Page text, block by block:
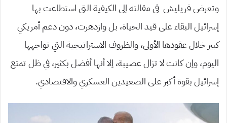
وتعرض فريليش في مقالته إلى الكيفية التي استطاعت بها
إسرائيل البقاء على قيد الحياة، بل وازدهرت، دون دعم أمريكي
كبير خلال عقودها الأولى، والظروف الاستراتيجية التي تواجهها
اليوم، وإن كانت لا تزال عصيبة، إلا أنها أفضل بكثير، في ظل تمتع
إسرائيل بقوة أكبر على الصعيدين العسكري والاقتصادي.